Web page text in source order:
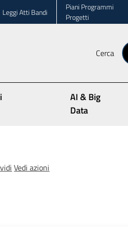
Leggi Atti Bandi
Piani Programmi
Progetti
Cerca
AI & Big
Data
Vedi azioni